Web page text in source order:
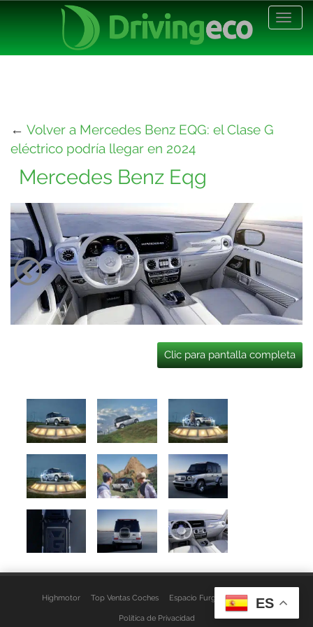
← Volver a Mercedes Benz EQG: el Clase G
eléctrico podría llegar en 2024
Mercedes Benz Eqg
Clic para pantalla completa
Highmotor Top Ventas Coches Espacio Furgo Aviso Legal
Política de Privacidad
ES